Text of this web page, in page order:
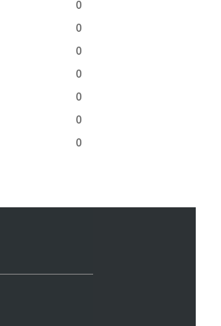
0
0
0
0
0
0
0